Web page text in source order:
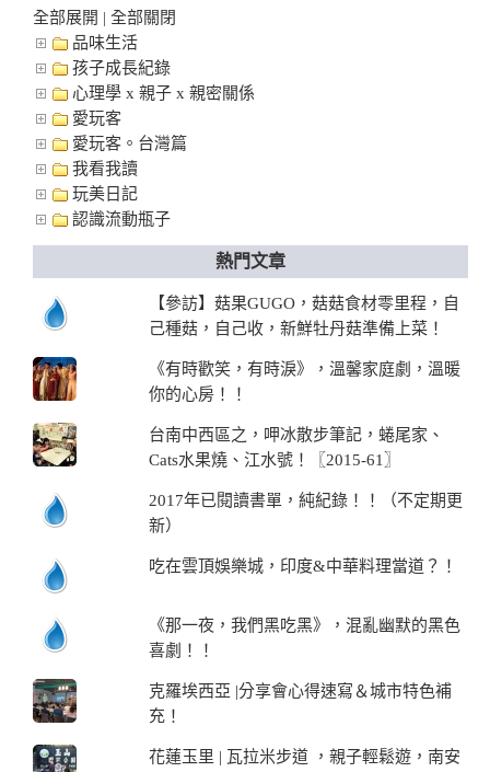
全部展開 | 全部關閉
品味生活
孩子成長紀錄
心理學 x 親子 x 親密關係
愛玩客
愛玩客。台灣篇
我看我讀
玩美日記
認識流動瓶子
熱門文章
【參訪】菇果GUGO，菇菇食材零里程，自
己種菇，自己收，新鮮牡丹菇準備上菜！
《有時歡笑，有時淚》，溫馨家庭劇，溫暖
你的心房！！
台南中西區之，呷冰散步筆記，蜷尾家、
Cats水果燒、江水號！〖2015-61〗
2017年已閱讀書單，純紀錄！！（不定期更
新）
吃在雲頂娛樂城，印度&中華料理當道？！
《那一夜，我們黑吃黑》，混亂幽默的黑色
喜劇！！
克羅埃西亞 |分享會心得速寫＆城市特色補
充！
花蓮玉里 | 瓦拉米步道 ，親子輕鬆遊，南安